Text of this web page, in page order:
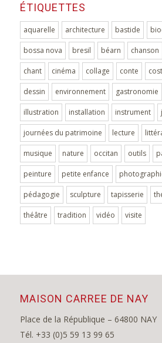
ÉTIQUETTES
aquarelle architecture bastide
bossa nova bresil béarn chanson
chant cinéma collage conte
dessin environnement gastronomie
illustration installation instrument
journées du patrimoine lecture
musique nature occitan outils
peinture petite enfance
pédagogie sculpture tapisserie
théâtre tradition vidéo visite
MAISON CARREE DE NAY
Place de la République – 64800 NAY
Tél. +33 (0)5 59 13 99 65